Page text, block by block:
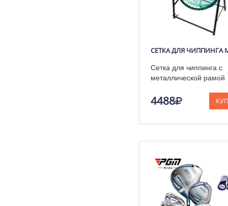
Сетка для чиппинга с
металлической рамой
4488